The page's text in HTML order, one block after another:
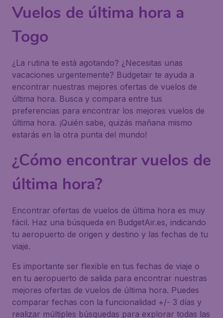
Vuelos de última hora a
Togo
¿La rutina te está agotando? ¿Necesitas unas
vacaciones urgentemente? Budgetair te ayuda a
encontrar nuestras mejores ofertas de vuelos de
última hora. Busca y compara entre tus
preferencias para encontrar los mejores vuelos de
última hora. ¡Quién sabe, quizás mañana mismo
estarás en la otra punta del mundo!
¿Cómo encontrar vuelos de
última hora?
Encontrar ofertas de vuelos de última hora es muy
fácil. Haz una búsqueda en BudgetAir.es, indicando
tu aeropuerto de origen y destino y las fechas de tu
viaje.
Es importante ser flexible en tus fechas de viaje o
en tu aeropuerto de salida para encontrar nuestras
mejores ofertas de vuelos de última hora. Puedes
comparar fechas con la funcionalidad +/- 3 días y
realizar múltiples búsquedas para explorar todas las